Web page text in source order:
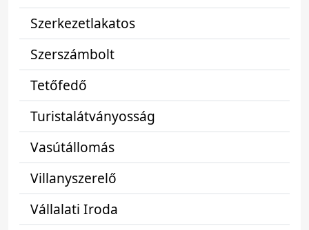
Szerkezetlakatos
Szerszámbolt
Tetőfedő
Turistalátványosság
Vasútállomás
Villanyszerelő
Vállalati Iroda